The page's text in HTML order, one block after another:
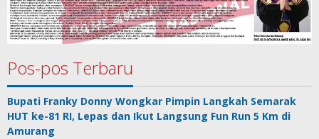
Pos-pos Terbaru
Bupati Franky Donny Wongkar Pimpin Langkah Semarak
HUT ke-81 RI, Lepas dan Ikut Langsung Fun Run 5 Km di
Amurang